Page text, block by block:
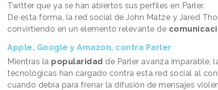
Twitter que ya se han abiertos sus perfiles en Parler.
De esta forma, la red social de John Matze y Jared
convirtiendo en un elemento relevante de
Apple, Google y Amazon, contra Parler
Mientras la popularidad de Parler avanza imparable,
tecnológicas han cargado contra esta red social al
cuando debía para frenar la difusión de mensajes